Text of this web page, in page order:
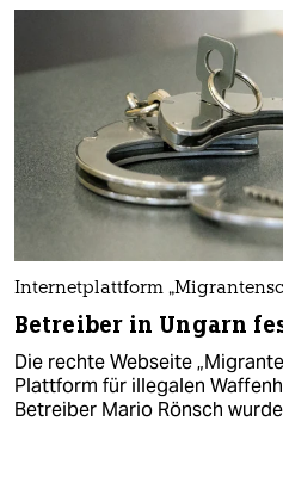
Internetplattform
Betreiber in Ungarn
Die rechte Webseite
Plattform für illegalen
Betreiber Mario Rönsch